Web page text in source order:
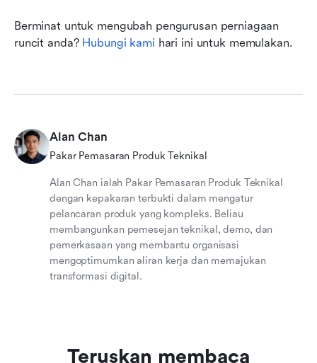
Berminat untuk mengubah pengurusan perniagaan
runcit anda? Hubungi kami hari ini untuk memulakan.
Alan Chan
Pakar Pemasaran Produk Teknikal
Alan Chan ialah Pakar Pemasaran Produk Teknikal
dengan kepakaran terbukti dalam mengatur
pelancaran produk yang kompleks. Beliau
membangunkan pemesejan teknikal, demo, dan
pemerkasaan yang membantu organisasi
mengoptimumkan aliran kerja dan memajukan
transformasi digital.
Teruskan membaca